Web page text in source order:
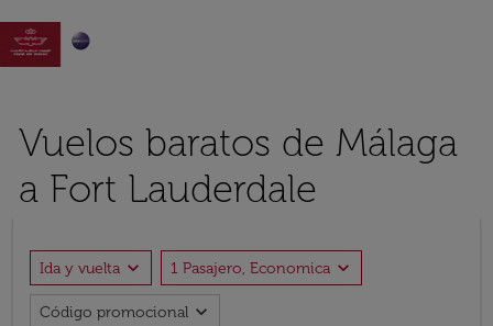

Vuelos baratos de Málaga
a Fort Lauderdale
Ida y vuelta expand_more 1 Pasajero, Economica expand_more
Código promocional expand_more